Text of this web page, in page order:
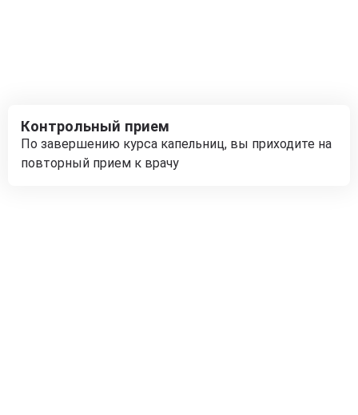
Контрольный прием
По завершению курса капельниц, вы приходите на
повторный прием к врачу